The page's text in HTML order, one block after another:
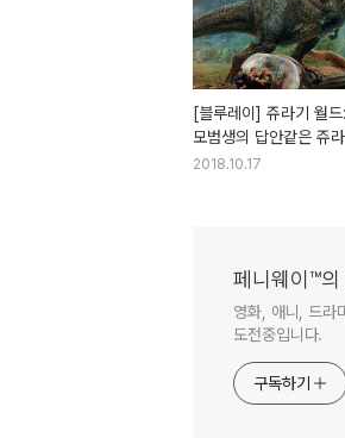
[블루레이] 쥬라기 월
모범생의 답안같은 쥬
2018.10.17
페니웨이™
영화, 애니, 드라
도전중입니다.
구독하기